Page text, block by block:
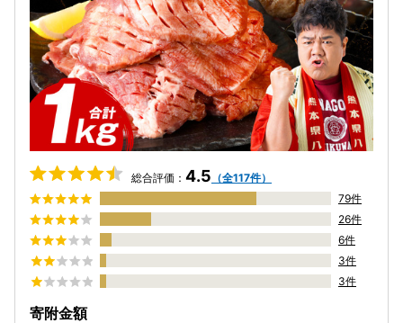
総合評価： 4.5 （全117件）
79件
26件
6件
3件
3件
寄附金額